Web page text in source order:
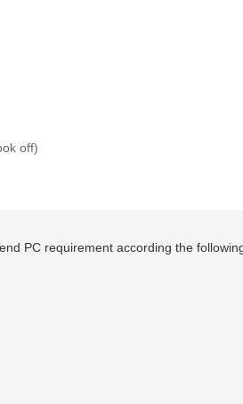
off)
PC requirement according the